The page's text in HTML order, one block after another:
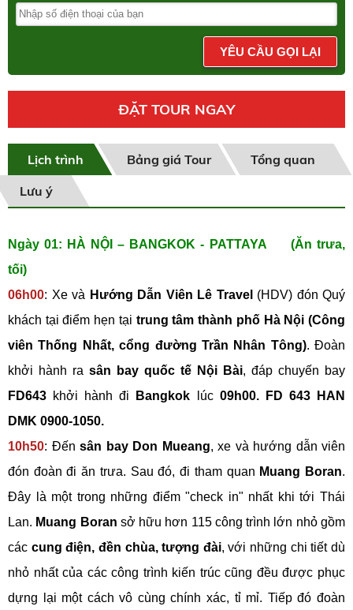
YÊU CẦU GỌI LẠI
ĐẶT TOUR NGAY
Lịch trình Bảng giá Tour
Tổng quan
Lưu ý
Ngày 01: HÀ NỘI – BANGKOK - PATTAYA (Ăn trưa,
tối)
06h00: Xe và Hướng Dẫn Viên Lê Travel (HDV) đón Quý
khách tại điểm hẹn tại trung tâm thành phố Hà Nội (Công
viên Thống Nhất, cổng đường Trần Nhân Tông). Đoàn
khởi hành ra sân bay quốc tế Nội Bài, đáp chuyến bay
FD643 khởi hành đi Bangkok lúc 09h00. FD 643 HAN
DMK 0900-1050.
10h50: Đến sân bay Don Mueang, xe và hướng dẫn viên
đón đoàn đi ăn trưa. Sau đó, đi tham quan Muang Boran.
Đây là một trong những điểm "check in" nhất khi tới Thái
Lan. Muang Boran sở hữu hơn 115 công trình lớn nhỏ gồm
các cung điện, đền chùa, tượng đài, với những chi tiết dù
nhỏ nhất của các công trình kiến trúc cũng đều được phục
dựng lại một cách vô cùng chính xác, tỉ mỉ. Tiếp đó đoàn